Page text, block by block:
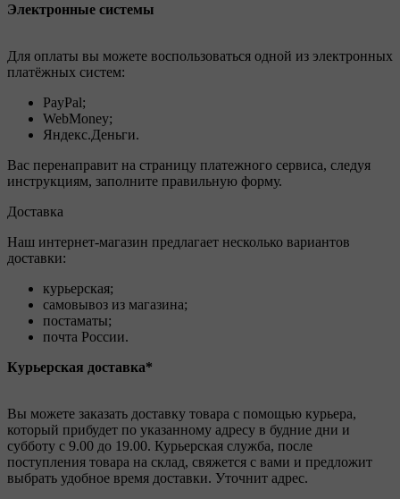
Электронные системы
Для оплаты вы можете воспользоваться одной из электронных
платёжных систем:
PayPal;
WebMoney;
Яндекс.Деньги.
Вас перенаправит на страницу платежного сервиса, следуя
инструкциям, заполните правильную форму.
Доставка
Наш интернет-магазин предлагает несколько вариантов
доставки:
курьерская;
самовывоз из магазина;
постаматы;
почта России.
Курьерская доставка*
Вы можете заказать доставку товара с помощью курьера,
который прибудет по указанному адресу в будние дни и
субботу с 9.00 до 19.00. Курьерская служба, после
поступления товара на склад, свяжется с вами и предложит
выбрать удобное время доставки. Уточнит адрес.